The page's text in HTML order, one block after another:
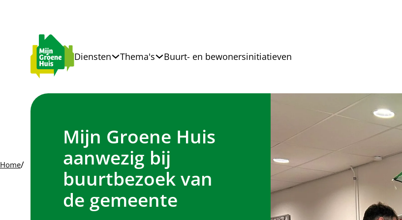
Diensten Thema's Buurt- en bewonersinitiatieven
Home/
Mijn Groene Huis
aanwezig bij
buurtbezoek van
de gemeente